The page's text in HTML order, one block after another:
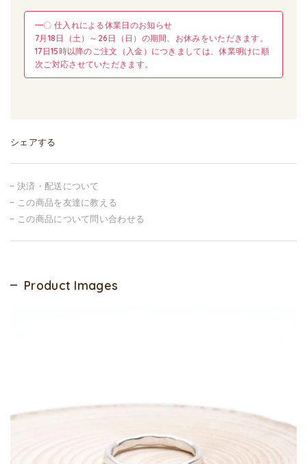
━〇 仕入れによる休業日のお知らせ
7月18日（土）～26日（日）の期間、お休みをいただきます。
17日15時以降のご注文（入金）につきましては、休業明けに順
次ご対応させていただきます。
シェアする
決済・配送について
この商品を友達に教える
この商品について問い合わせる
Product Images